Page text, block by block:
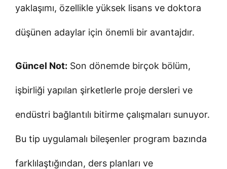
yaklaşımı, özellikle yüksek lisans ve doktora
düşünen adaylar için önemli bir avantajdır.
Güncel Not: Son dönemde birçok bölüm,
işbirliği yapılan şirketlerle proje dersleri ve
endüstri bağlantılı bitirme çalışmaları sunuyor.
Bu tip uygulamalı bileşenler program bazında
farklılaştığından, ders planları ve